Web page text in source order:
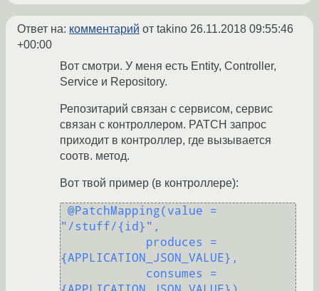
Ответ на: комментарий от takino 26.11.2018 09:55:46
+00:00
Вот смотри. У меня есть Entity, Controller,
Service и Repository.
Репозитарий связан с сервисом, сервис
связан с контроллером. PATCH запрос
приходит в контроллер, где вызывается
соотв. метод.
Вот твой пример (в контроллере):
@PatchMapping(value =
"/stuff/{id}",
{APPLICATION_JSON_VALUE},